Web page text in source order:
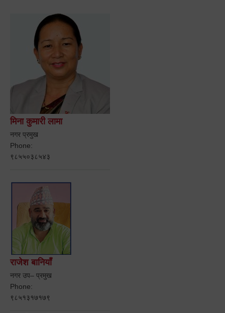
मिना कुमारी लामा
नगर प्रमुख
Phone:
९८५५०३८५४३
राजेश बानियाँ
नगर उप– प्रमुख
Phone:
९८५१३१७१७९